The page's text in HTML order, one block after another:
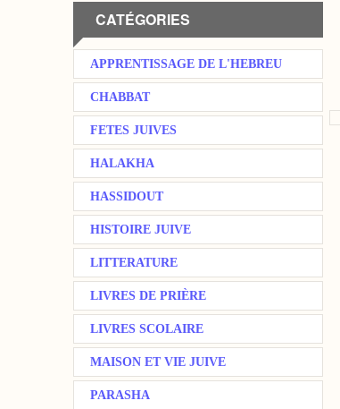
CATÉGORIES
APPRENTISSAGE DE L'HEBREU
CHABBAT
FETES JUIVES
HALAKHA
HASSIDOUT
HISTOIRE JUIVE
LITTERATURE
LIVRES DE PRIÈRE
LIVRES SCOLAIRE
MAISON ET VIE JUIVE
PARASHA